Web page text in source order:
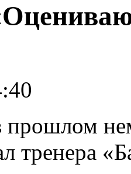
прошлом
тренера